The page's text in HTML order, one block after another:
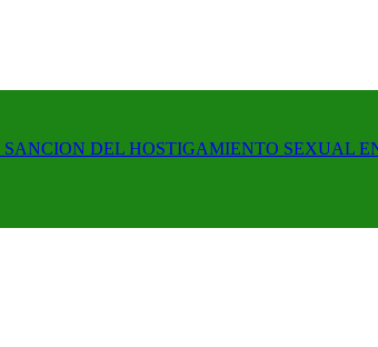
DEL HOSTIGAMIENTO SEXUAL